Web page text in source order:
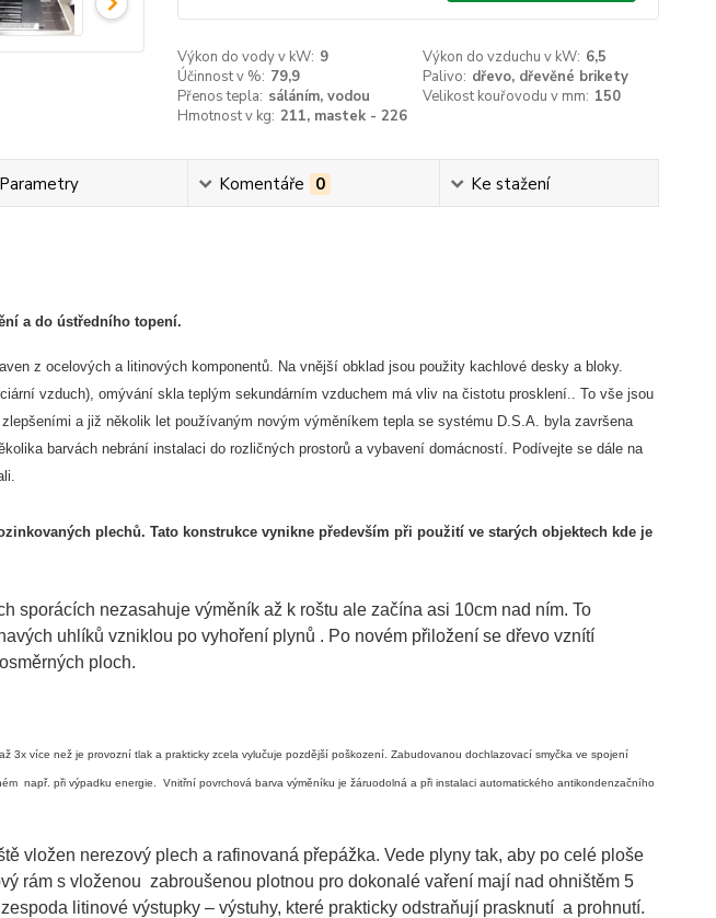
Výkon do vody v kW: 9 Výkon do vzduchu v kW: 6,5
Účinnost v %: 79,9 Palivo: dřevo, dřevěné brikety
Přenos tepla: sáláním, vodou Velikost kouřovodu v mm: 150
Hmotnost v kg: 211, mastek - 226
Parametry Komentáře 0 Ke stažení
a do ústředního topení.
z ocelových a litinových komponentů. Na vnější obklad jsou použity kachlové desky a bloky.
vzduch), omývání skla teplým sekundárním vzduchem má vliv na čistotu prosklení.. To vše jsou
a již několik let používaným novým výměníkem tepla se systému D.S.A. byla završena
barvách nebrání instalaci do rozličných prostorů a vybavení domácností. Podívejte se dále na
plechů. Tato konstrukce vynikne především při použití ve starých objektech kde je
sporácích nezasahuje výměník až k roštu ale začína asi 10cm nad ním. To
uhlíků vzniklou po vyhoření plynů . Po novém přiložení se dřevo vznítí
ploch.
3x více než je provozní tlak a prakticky zcela vylučuje pozdější poškození. Zabudovanou dochlazovací smyčka ve spojení
např. při výpadku energie. Vnitřní povrchová barva výměníku je žáruodolná a při instalaci automatického antikondenzačního
vložen nerezový plech a rafinovaná přepážka. Vede plyny tak, aby po celé ploše
rám s vloženou zabroušenou plotnou pro dokonalé vaření mají nad ohništěm 5
litinové výstupky – výstuhy, které prakticky odstraňují prasknutí a prohnutí.